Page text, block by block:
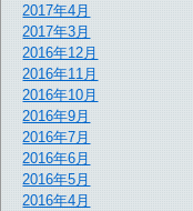
2017年4月
2017年3月
2016年12月
2016年11月
2016年10月
2016年9月
2016年7月
2016年6月
2016年5月
2016年4月